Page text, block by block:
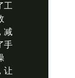
工
减
手
让